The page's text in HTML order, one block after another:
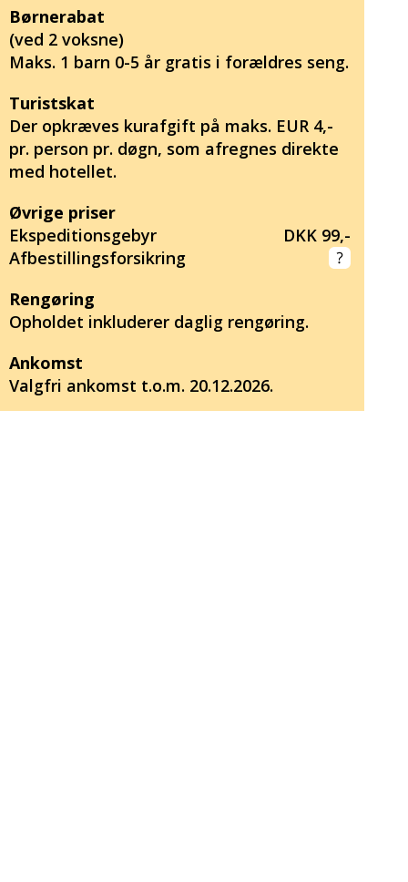
Børnerabat
(ved 2 voksne)
Maks. 1 barn 0-5 år gratis i forældres seng.
Turistskat
Der opkræves kurafgift på maks. EUR 4,-
pr. person pr. døgn, som afregnes direkte
med hotellet.
Øvrige priser
Ekspeditionsgebyr
DKK 99,-
Afbestillingsforsikring
Rengøring
Opholdet inkluderer daglig rengøring.
Ankomst
Valgfri ankomst t.o.m. 20.12.2026.